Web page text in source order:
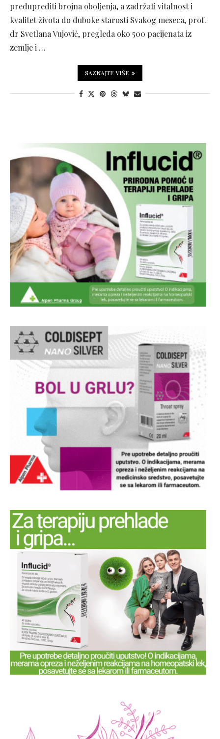
preduprediti brojna oboljenja, a zadržati vitalnost i
kvalitet života do duboke starosti Svakog meseca, prof.
dr Svetlana Vujović, pregleda oko 500 pacijenata iz
zemlje i …
SAZNAJTE VIŠE